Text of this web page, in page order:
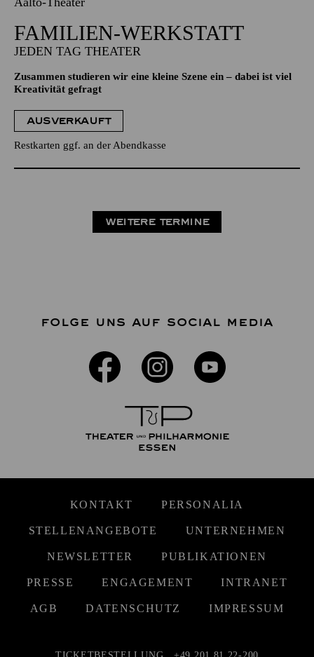
FAMILIEN-WERKSTATT
JEDEN TAG THEATER
Zusammen studieren wir eine kleine Szene ein – dabei ist viel
Kreativität gefragt
AUSVERKAUFT
Restkarten ggf. an der Abendkasse
WEITERE TERMINE
FOLGE UNS AUF SOCIAL MEDIA
KONTAKT PERSONALIA
STELLENANGEBOTE UNTERNEHMEN
NEWSLETTER PUBLIKATIONEN
PRESSE ENGAGEMENT INTRANET
AGB DATENSCHUTZ IMPRESSUM
TICKETBESTELLUNG +49 201 81 22-200